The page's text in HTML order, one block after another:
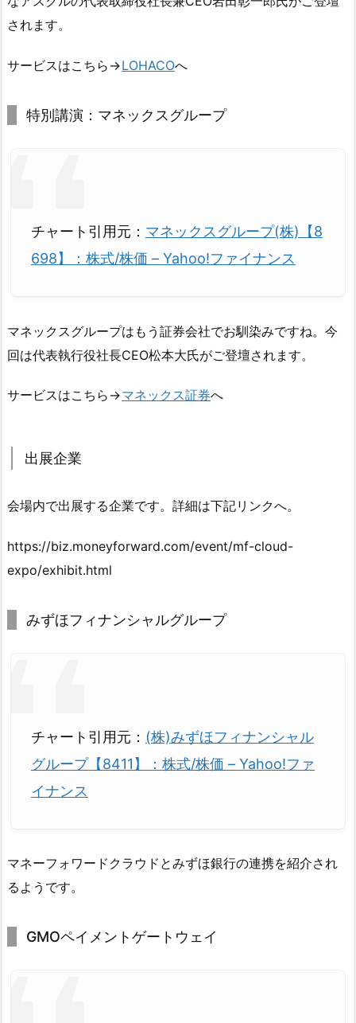
されます。
サービスはこちら→LOHACOへ
特別講演：マネックスグループ
チャート引用元： マネックスグループ(株)【8
698】：株式/株価 – Yahoo!ファイナンス
マネックスグループはもう証券会社でお馴染みですね。今
回は代表執行役社長CEO松本大氏がご登壇されます。
サービスはこちら→マネックス証券へ
出展企業
会場内で出展する企業です。詳細は下記リンクへ。
https://biz.moneyforward.com/event/mf-cloud-
expo/exhibit.html
みずほフィナンシャルグループ
チャート引用元： (株)みずほフィナンシャル
グループ【8411】：株式/株価 – Yahoo!ファ
イナンス
マネーフォワードクラウドとみずほ銀行の連携を紹介され
るようです。
GMOペイメントゲートウェイ